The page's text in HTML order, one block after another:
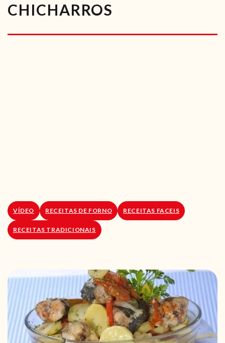
VÍDEOS
RECEITAS VEGGIE
CHICHARROS
VÍDEO RECEITAS DE FORNO RECEITAS FACEIS
RECEITAS TRADICIONAIS